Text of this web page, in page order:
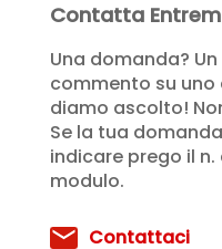
Contatta
Una domanda?
commento su
diamo ascolto!
Se la tua
indicare prego il
modulo.
Contattaci